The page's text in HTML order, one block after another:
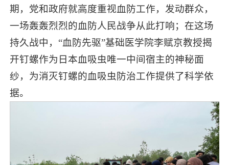
期，党和政府就高度重视血防工作，发动群众，
一场轰轰烈烈的血防人民战争从此打响；在这场
持久战中，“血防先驱”基础医学院李赋京教授揭
开钉螺作为日本血吸虫唯一中间宿主的神秘面
纱，为消灭钉螺的血吸虫防治工作提供了科学依
据。